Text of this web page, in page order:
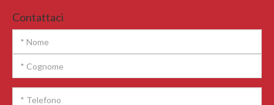
Contattaci